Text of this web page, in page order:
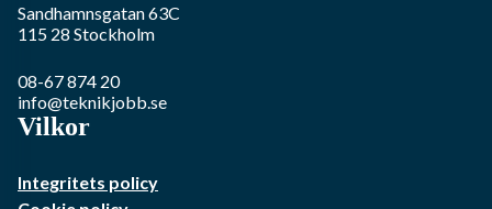
Sandhamnsgatan 63C
115 28 Stockholm
08-67 874 20
info@teknikjobb.se
Vilkor
Integritets policy